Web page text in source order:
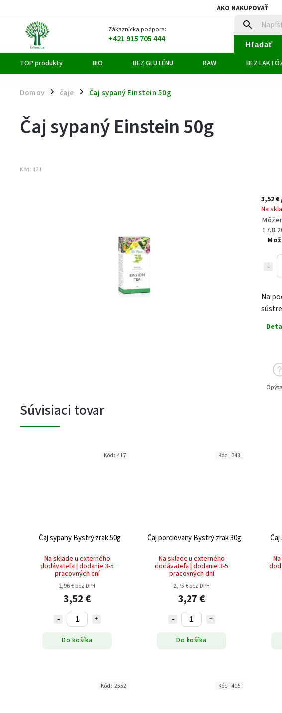
AKO NAKUPOVAŤ
Zákaznícka podpora:
+421 915 705 444 Hľadať
TOP produkty BIO BEZ GLUTÉNU RAW BEZ
Domov / čaje / Čaj sypaný Einstein 50g
Čaj sypaný Einstein 50g
Kód: 431
3,52 €
Na
Na
Súvisiaci tovar
Čaj sypaný Bystrý zrak 50g
Na sklade u externého
dodávateľa | dodanie 3-5
pracovných dní
2,96 € bez DPH
3,52 €
Do košíka
Kód: 417
Čaj porciovaný Bystrý zrak 30g
Na sklade u externého
dodávateľa | dodanie 3-5
pracovných dní
2,75 € bez DPH
3,27 €
Do košíka
Kód: 348
Čaj
Kód: 2552 Kód: 415